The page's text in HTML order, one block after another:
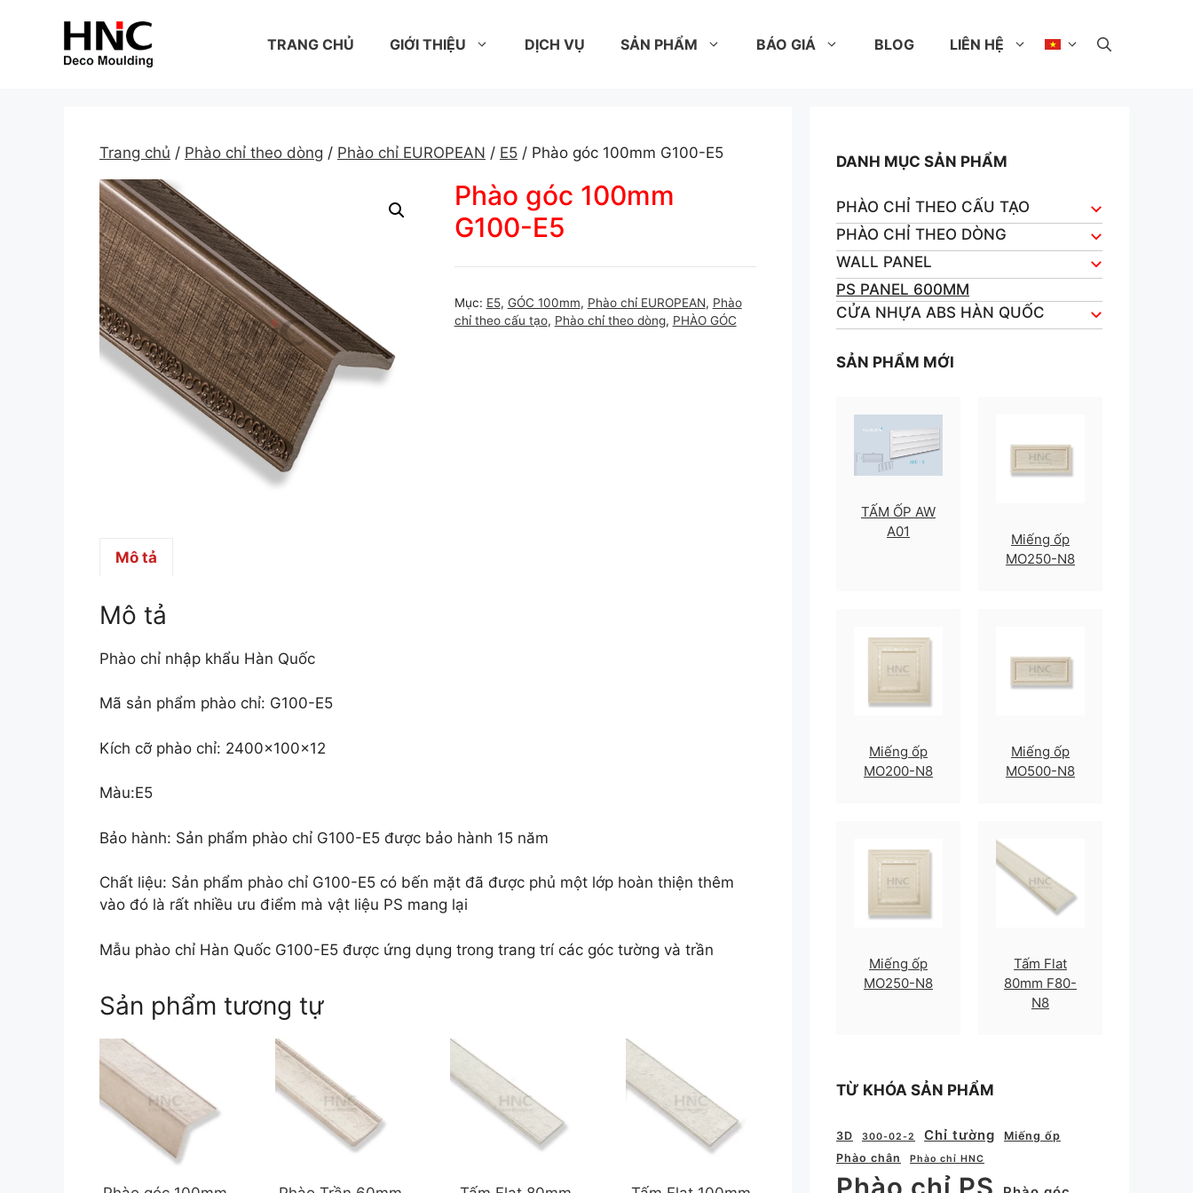
TRANG CHỦ GIỚI THIỆU DỊCH VỤ SẢN PHẨM BÁO GIÁ BLOG LIÊN HỆ
Trang chủ / Phào chỉ theo dòng / Phào chỉ EUROPEAN / E5 / Phào góc 100mm G100-E5
Phào góc 100mm
G100-E5
Mục: E5, GÓC 100mm, Phào chỉ EUROPEAN, Phào
chỉ theo cấu tạo, Phào chỉ theo dòng, PHÀO GÓC
Mô tả
Mô tả
Phào chỉ nhập khẩu Hàn Quốc
Mã sản phẩm phào chỉ: G100-E5
Kích cỡ phào chỉ: 2400x100x12
Màu:E5
Bảo hành: Sản phẩm phào chỉ G100-E5 được bảo hành 15 năm
Chất liệu: Sản phẩm phào chỉ G100-E5 có bến mặt đã được phủ một lớp hoàn thiện thêm
vào đó là rất nhiều ưu điểm mà vật liệu PS mang lại
Mẫu phào chỉ Hàn Quốc G100-E5 được ứng dụng trong trang trí các góc tường và trần
Sản phẩm tương tự
DANH MỤC SẢN PHẨM
PHÀO CHỈ THEO CẤU TẠO
PHÀO CHỈ THEO DÒNG
WALL PANEL
PS PANEL 600MM
CỬA NHỰA ABS HÀN QUỐC
SẢN PHẨM MỚI
TẤM ỐP AW
A01
Miếng ốp
MO250-N8
Miếng ốp
MO200-N8
Miếng ốp
MO500-N8
Miếng ốp
MO250-N8
Tấm Flat
80mm F80-
N8
TỪ KHÓA SẢN PHẨM
3D 300-02-2 Chỉ tường
Miếng ốp
Phào chân
Phào chỉ HNC